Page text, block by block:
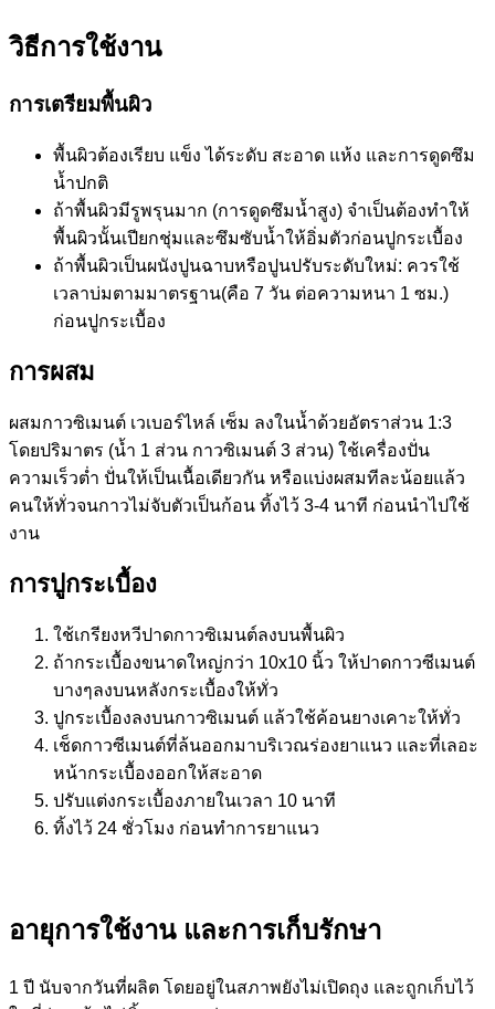
วิธีการใช้งาน
การเตรียมพื้นผิว
พื้นผิวต้องเรียบ แข็ง ได้ระดับ สะอาด แห้ง และการดูดซึม
น้ำปกติ
ถ้าพื้นผิวมีรูพรุนมาก (การดูดซึมน้ำสูง) จำเป็นต้องทำให้
พื้นผิวนั้นเปียกชุ่มและซึมซับน้ำให้อิ่มตัวก่อนปูกระเบื้อง
ถ้าพื้นผิวเป็นผนังปูนฉาบหรือปูนปรับระดับใหม่: ควรใช้
เวลาบ่มตามมาตรฐาน(คือ 7 วัน ต่อความหนา 1 ซม.)
ก่อนปูกระเบื้อง
การผสม
ผสมกาวซิเมนต์ เวเบอร์ไหล์ เซ็ม ลงในน้ำด้วยอัตราส่วน 1:3
โดยปริมาตร (น้ำ 1 ส่วน กาวซิเมนต์ 3 ส่วน) ใช้เครื่องปั่น
ความเร็วต่ำ ปั่นให้เป็นเนื้อเดียวกัน หรือแบ่งผสมทีละน้อยแล้ว
คนให้ทั่วจนกาวไม่จับตัวเป็นก้อน ทิ้งไว้ 3-4 นาที ก่อนนำไปใช้
งาน
การปูกระเบื้อง
ใช้เกรียงหวีปาดกาวซิเมนต์ลงบนพื้นผิว
ถ้ากระเบื้องขนาดใหญ่กว่า 10x10 นิ้ว ให้ปาดกาวซีเมนต์
บางๆลงบนหลังกระเบื้องให้ทั่ว
ปูกระเบื้องลงบนกาวซิเมนต์ แล้วใช้ค้อนยางเคาะให้ทั่ว
เช็ดกาวซีเมนต์ที่ล้นออกมาบริเวณร่องยาแนว และที่เลอะ
หน้ากระเบื้องออกให้สะอาด
ปรับแต่งกระเบื้องภายในเวลา 10 นาที
ทิ้งไว้ 24 ชั่วโมง ก่อนทำการยาแนว
อายุการใช้งาน และการเก็บรักษา
1 ปี นับจากวันที่ผลิต โดยอยู่ในสภาพยังไม่เปิดถุง และถูกเก็บไว้